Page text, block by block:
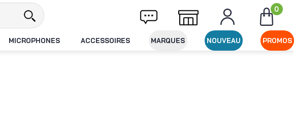
Livraison offerte dès 49€ d'achat 0
MICROPHONES ACCESSOIRES MARQUES NOUVEAU PROMOS